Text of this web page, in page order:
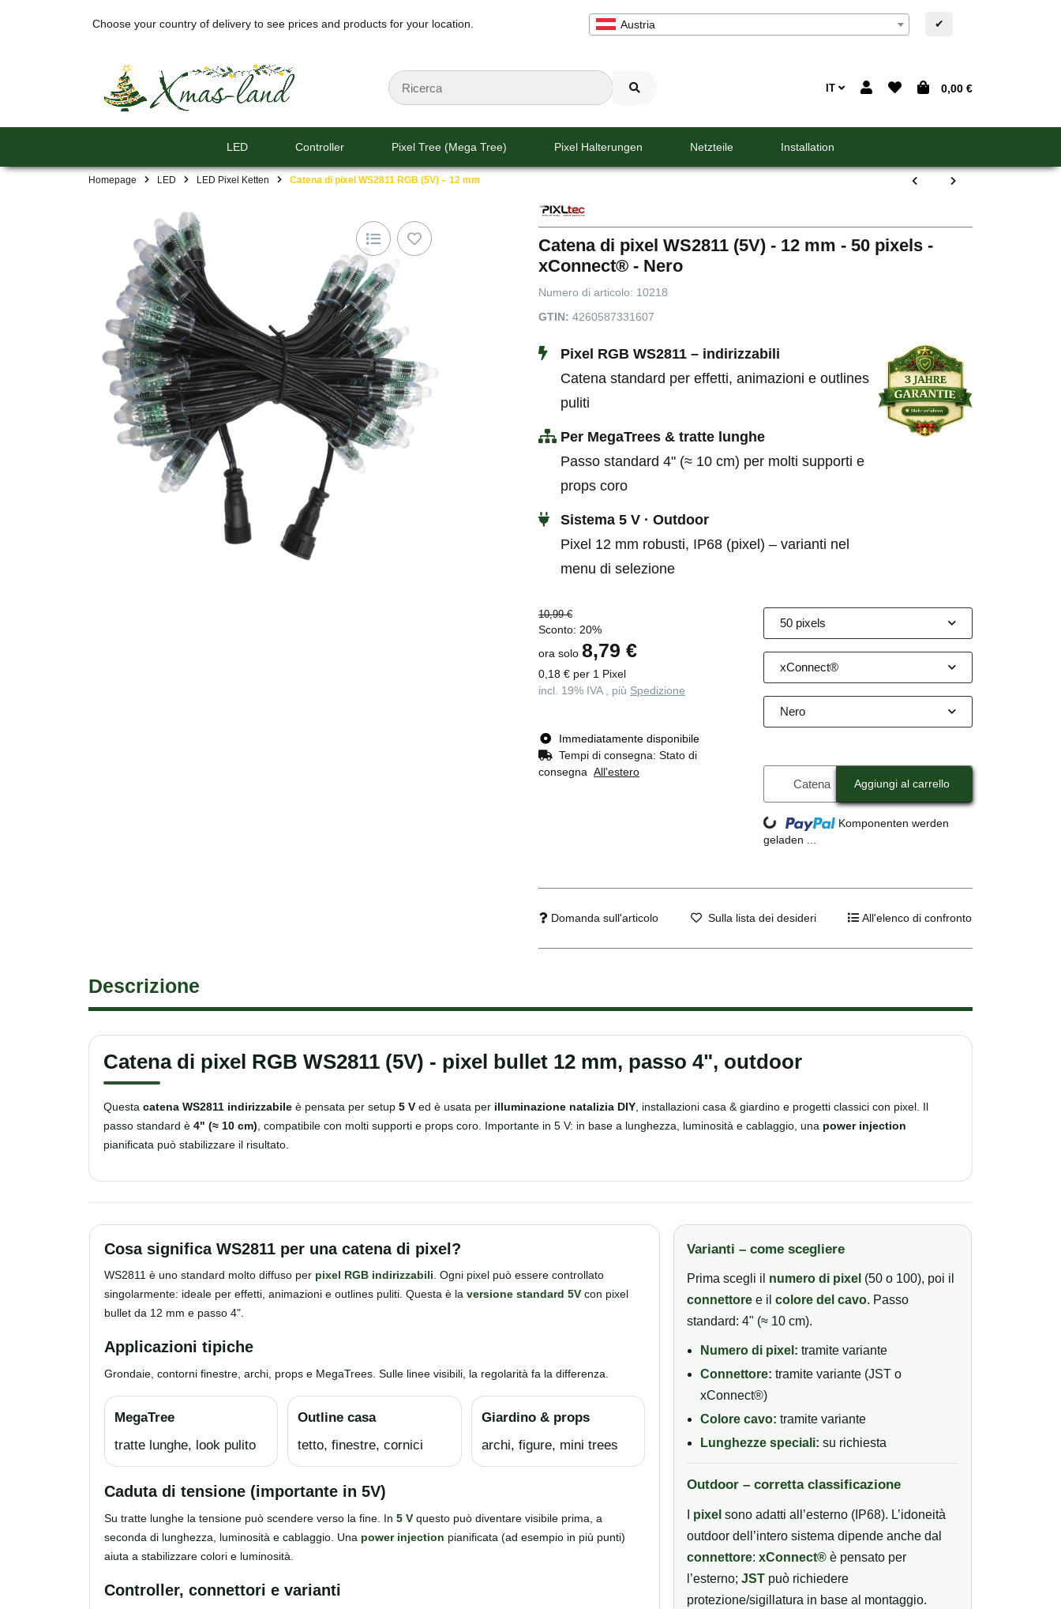
Choose your country of delivery to see prices and products for your location. Austria ✔
IT 0,00 €
LED Controller Pixel Tree (Mega Tree) Pixel Halterungen Netzteile Installation
Homepage LED LED Pixel Ketten Catena di pixel WS2811 RGB (5V) – 12 mm
Catena di pixel WS2811 (5V) - 12 mm - 50 pixels -
xConnect® - Nero
Numero di articolo: 10218
GTIN: 4260587331607
Pixel RGB WS2811 – indirizzabili
Catena standard per effetti, animazioni e outlines
puliti
Per MegaTrees & tratte lunghe
Passo standard 4" (≈ 10 cm) per molti supporti e
props coro
Sistema 5 V · Outdoor
Pixel 12 mm robusti, IP68 (pixel) – varianti nel
menu di selezione
10,99 €
Sconto: 20%
ora solo 8,79 €
0,18 € per 1 Pixel
incl. 19% IVA , più Spedizione
Immediatamente disponibile
Tempi di consegna: Stato di
consegna All'estero
50 pixels
xConnect®
Nero
Catena Aggiungi al carrello
Loading...
Komponenten werden
geladen ...
Domanda sull'articolo Sulla lista dei desideri All'elenco di confronto
Descrizione
Catena di pixel RGB WS2811 (5V) - pixel bullet 12 mm, passo 4", outdoor
Questa catena WS2811 indirizzabile è pensata per setup 5 V ed è usata per illuminazione natalizia DIY, installazioni casa & giardino e progetti classici con pixel. Il
passo standard è 4" (≈ 10 cm), compatibile con molti supporti e props coro. Importante in 5 V: in base a lunghezza, luminosità e cablaggio, una power injection
pianificata può stabilizzare il risultato.
Cosa significa WS2811 per una catena di pixel?
WS2811 è uno standard molto diffuso per pixel RGB indirizzabili . Ogni pixel può essere controllato
singolarmente: ideale per effetti, animazioni e outlines puliti. Questa è la versione standard 5V con pixel
bullet da 12 mm e passo 4".
Applicazioni tipiche
Grondaie, contorni finestre, archi, props e MegaTrees. Sulle linee visibili, la regolarità fa la differenza.
MegaTree
tratte lunghe, look pulito
Outline casa
tetto, finestre, cornici
Giardino & props
archi, figure, mini trees
Caduta di tensione (importante in 5V)
Su tratte lunghe la tensione può scendere verso la fine. In 5 V questo può diventare visibile prima, a
seconda di lunghezza, luminosità e cablaggio. Una power injection pianificata (ad esempio in più punti)
aiuta a stabilizzare colori e luminosità.
Controller, connettori e varianti
Varianti – come scegliere
Prima scegli il numero di pixel (50 o 100), poi il
connettore e il colore del cavo. Passo
standard: 4" (≈ 10 cm).
Numero di pixel: tramite variante
Connettore: tramite variante (JST o
xConnect®)
Colore cavo: tramite variante
Lunghezze speciali: su richiesta
Outdoor – corretta classificazione
pixel sono adatti all’esterno (IP68). L’idoneità
outdoor dell’intero sistema dipende anche dal
connettore: xConnect® è pensato per
l’esterno; JST può richiedere
protezione/sigillatura in base al montaggio.